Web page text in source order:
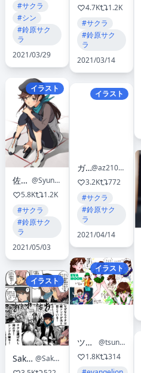
#サクラ
#シン
#鈴原サク
ラ
2021/03/29
イラスト
佐伯俊
@Syunsaeki
5.8K
1.2K
#サクラ
#鈴原サク
ラ
2021/05/03
イラスト
Sakuraholic
@Sakuraholic_jp
4.7K
1.2K
#サクラ
#鈴原サク
ラ
2021/03/14
イラスト
ガブ
@az210309
3.2K
772
#サクラ
#鈴原サク
ラ
2021/04/14
イラスト
ツネモク
@tsunemoku
1.8K
314